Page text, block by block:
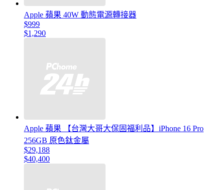
Apple 蘋果 40W 動態電源轉接器
$999
$1,290
Apple 蘋果 【台灣大哥大保固福利品】iPhone 16 Pro
256GB 原色鈦金屬
$29,188
$40,400